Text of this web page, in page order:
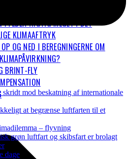
FYLDER RIGTIG MEGET I DET
KLIMAAFTRYK
OG NED I BEREGNINGERNE OM
BRINT-FLY
mod beskatning af internationale
at begrænse luftfarten til et
– flyvning
grøn luftfart og skibsfart er brolagt
dage